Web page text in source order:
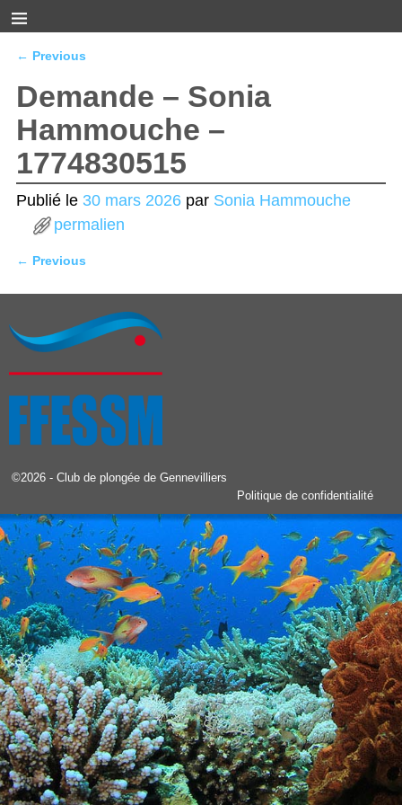
← Previous
Demande – Sonia
Hammouche –
1774830515
Publié le 30 mars 2026 par Sonia Hammouche
permalien
← Previous
©2026 - Club de plongée de Gennevilliers
Politique de confidentialité